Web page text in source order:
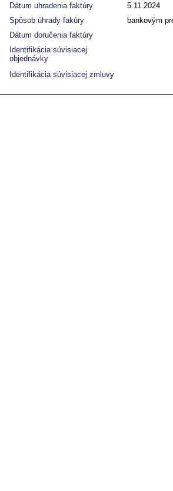
Dátum uhradenia faktúry
5.11.2024
Spôsob úhrady fakúry
bankovým
Dátum doručenia faktúry
Identifikácia súvisiacej
objednávky
Identifikácia súvisiacej zmluvy